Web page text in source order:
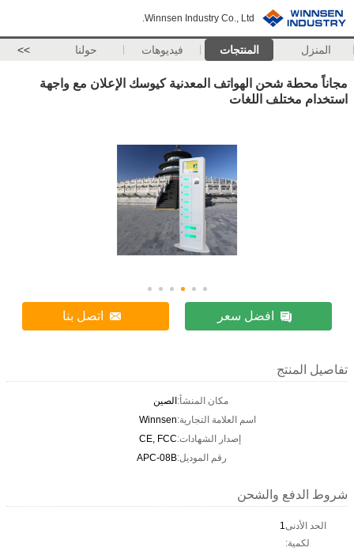
Winnsen Industry Co., Ltd.
المنزل المنتجات فيديوهات حولنا >>
مجاناً محطة شحن الهواتف المعدنية كيوسك الإعلان مع واجهة
استخدام مختلف اللغات
افضل سعر اتصل بنا
تفاصيل المنتج
مكان المنشأ:الصين
اسم العلامة التجارية:Winnsen
إصدار الشهادات:CE, FCC
رقم الموديل:APC-08B
شروط الدفع والشحن
الحد الأدنى
لكمية:
1